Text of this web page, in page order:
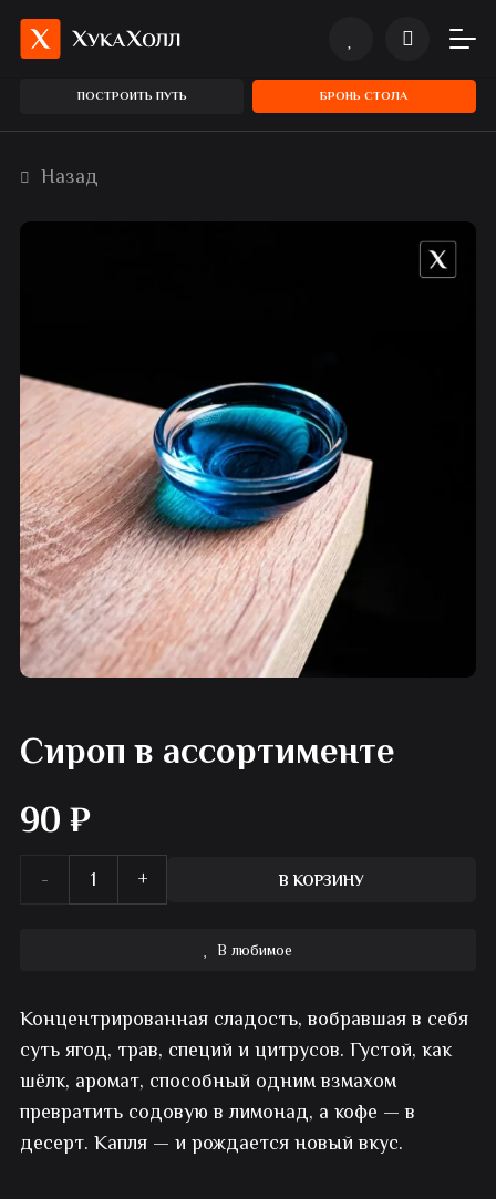
ПОСТРОИТЬ ПУТЬ БРОНЬ СТОЛА
Назад
Сироп в ассортименте
90 ₽
Количество
в
ассортименте
В КОРЗИНУ
В любимое
Концентрированная сладость, вобравшая в себя
суть ягод, трав, специй и цитрусов. Густой, как
шёлк, аромат, способный одним взмахом
превратить содовую в лимонад, а кофе — в
десерт. Капля — и рождается новый вкус.